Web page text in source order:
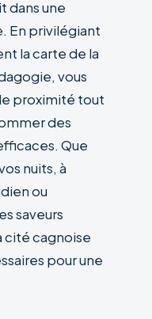
dans une
En privilégiant
la carte de la
vous
proximité tout
des
Que
nuits, à
ou
saveurs
cité cagnoise
pour une